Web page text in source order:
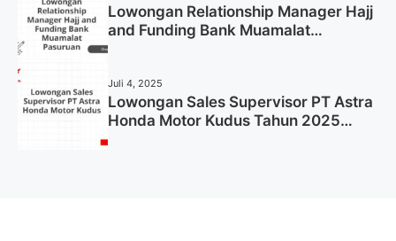
Lowongan Relationship Manager Hajj
and Funding Bank Muamalat
Juli 4, 2025
Lowongan Sales Supervisor PT Astra
Honda Motor Kudus Tahun 2025